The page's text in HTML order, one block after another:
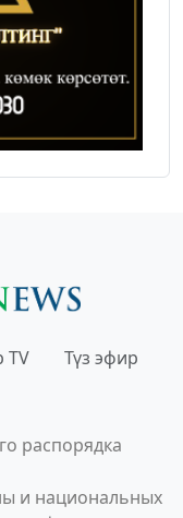
TV Түз эфир
распорядка
и национальных